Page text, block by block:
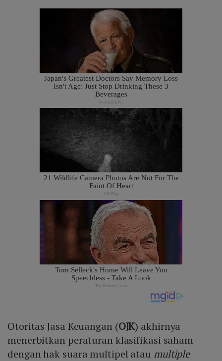
Otoritas Jasa Keuangan (OJK) akhirnya
menerbitkan peraturan klasifikasi saham
dengan hak suara multipel atau multiple